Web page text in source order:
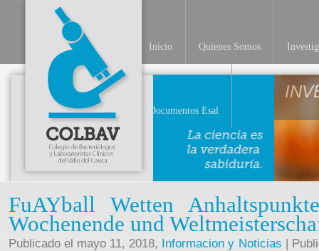
Inicio Quienes Somos
Documentos Esal
FuAYball Wetten
Wochenende und
Publicado el mayo 11, 2018, Informacion y Noticias |